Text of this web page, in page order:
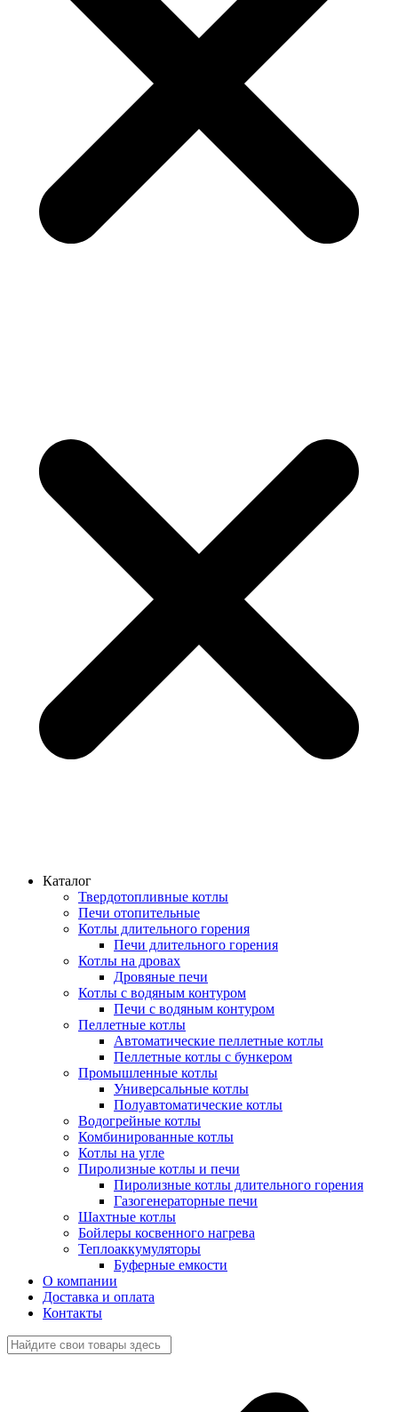
Каталог
Твердотопливные котлы
Печи отопительные
Котлы длительного горения
Печи длительного горения
Котлы на дровах
Дровяные печи
Котлы с водяным контуром
Печи с водяным контуром
Пеллетные котлы
Автоматические пеллетные котлы
Пеллетные котлы с бункером
Промышленные котлы
Универсальные котлы
Полуавтоматические котлы
Водогрейные котлы
Комбинированные котлы
Котлы на угле
Пиролизные котлы и печи
Пиролизные котлы длительного горения
Газогенераторные печи
Шахтные котлы
Бойлеры косвенного нагрева
Теплоаккумуляторы
Буферные емкости
О компании
Доставка и оплата
Контакты